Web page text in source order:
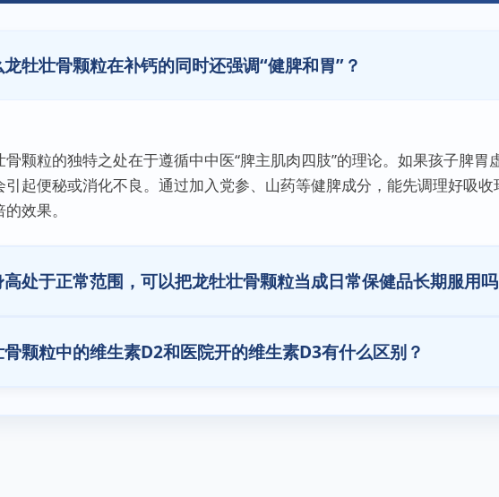
牡壮骨颗粒在补钙的同时还强调“健脾和胃”？
骨颗粒的独特之处在于遵循中中医“脾主肌肉四肢”的理论。如果孩子脾
引起便秘或消化不良。通过加入党参、山药等健脾成分，能先调理好吸
效果。
处于正常范围，可以把龙牡壮骨颗粒当成日常保健品长期服用吗
颗粒中的维生素D2和医院开的维生素D3有什么区别？